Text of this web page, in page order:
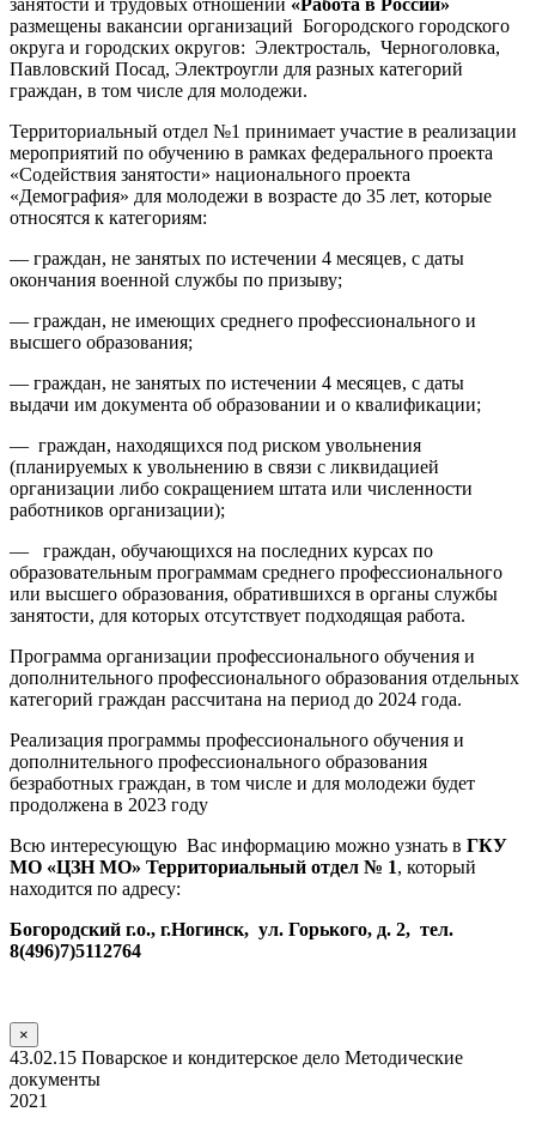
размещены вакансии организаций Богородского городского
округа и городских округов: Электросталь, Черноголовка,
Павловский Посад, Электроугли для разных категорий
граждан, в том числе для молодежи.
Территориальный отдел №1 принимает участие в реализации
мероприятий по обучению в рамках федерального проекта
«Содействия занятости» национального проекта
«Демография» для молодежи в возрасте до 35 лет, которые
относятся к категориям:
— граждан, не занятых по истечении 4 месяцев, с даты
окончания военной службы по призыву;
— граждан, не имеющих среднего профессионального и
высшего образования;
— граждан, не занятых по истечении 4 месяцев, с даты
выдачи им документа об образовании и о квалификации;
— граждан, находящихся под риском увольнения
(планируемых к увольнению в связи с ликвидацией
организации либо сокращением штата или численности
работников организации);
— граждан, обучающихся на последних курсах по
образовательным программам среднего профессионального
или высшего образования, обратившихся в органы службы
занятости, для которых отсутствует подходящая работа.
Программа организации профессионального обучения и
дополнительного профессионального образования отдельных
категорий граждан рассчитана на период до 2024 года.
Реализация программы профессионального обучения и
дополнительного профессионального образования
безработных граждан, в том числе и для молодежи будет
продолжена в 2023 году
Всю интересующую Вас информацию можно узнать в ГКУ
МО «ЦЗН МО» Территориальный отдел № 1, который
находится по адресу:
Богородский г.о., г.Ногинск, ул. Горького, д. 2, тел.
8(496)7)5112764
×
43.02.15 Поварское и кондитерское дело Методические
документы
2021